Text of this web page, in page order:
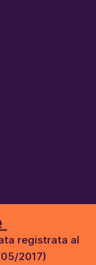
registrata al
2017)